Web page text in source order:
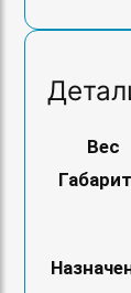
Вес